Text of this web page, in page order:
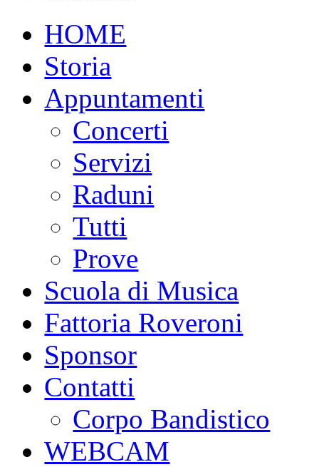
HOME
Storia
Appuntamenti
Concerti
Servizi
Raduni
Tutti
Prove
Scuola di Musica
Fattoria Roveroni
Sponsor
Contatti
Corpo Bandistico
WEBCAM